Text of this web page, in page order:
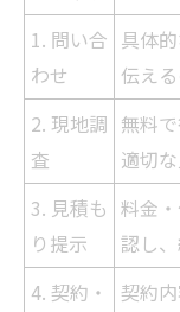
1. 問い合
わせ
具体
伝え
2. 現地調
査
無料
適切
3. 見積も
り提示
料金
認し
4. 契約・
契約